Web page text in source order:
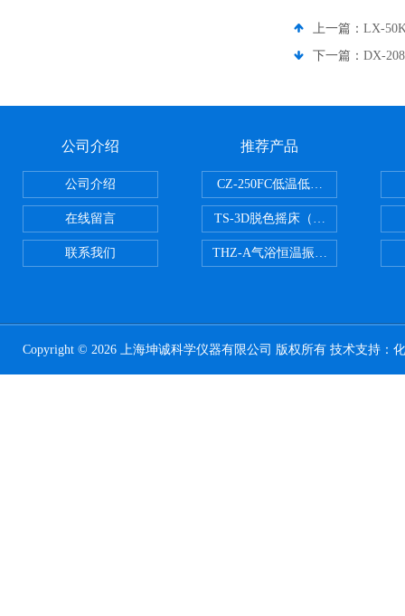
上一篇： LX-
下一篇： DX-
公司介绍
公司介绍
在线留言
联系我们
推荐产品
CZ-250FC低温低湿种子储藏柜
TS-3D脱色摇床（三维运动）
THZ-A气浴恒温振荡器
Copyright © 2026 上海坤诚科学仪器有限公司 版权所有 技术支持：